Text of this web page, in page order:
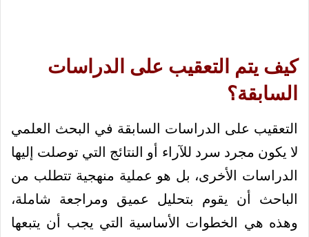
كيف يتم التعقيب على الدراسات
السابقة؟
التعقيب على الدراسات السابقة في البحث العلمي
لا يكون مجرد سرد للآراء أو النتائج التي توصلت إليها
الدراسات الأخرى، بل هو عملية منهجية تتطلب من
الباحث أن يقوم بتحليل عميق ومراجعة شاملة،
وهذه هي الخطوات الأساسية التي يجب أن يتبعها